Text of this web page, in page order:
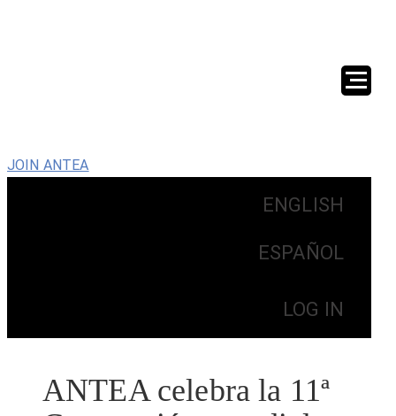
JOIN ANTEA
ENGLISH
ESPAÑOL
LOG IN
ANTEA celebra la 11ª